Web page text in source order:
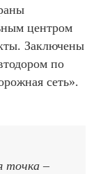
центром
Заключены
по
сеть».
точка –